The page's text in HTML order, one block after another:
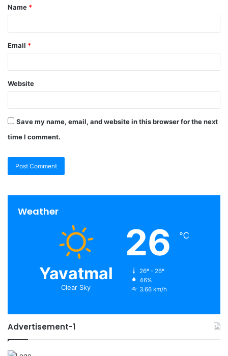
Name *
Email *
Website
Save my name, email, and website in this browser for the next
time I comment.
Weather
Yavatmal
Clear Sky
26 ℃
26º - 26º
46%
3.66 km/h
Advertisement-1